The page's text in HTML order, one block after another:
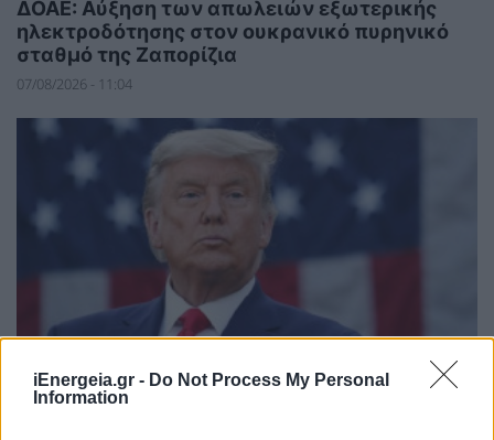
iEnergeia.gr - Do Not Process My Personal
Information
ΔΟΑΕ: Αύξηση των απωλειών εξωτερικής
ηλεκτροδότησης στον ουκρανικό πυρηνικό
σταθμό της Ζαπορίζια
07/08/2026 - 11:04
ΚΟΣΜΟΣ
Ντ.Τραμπ: Είτε το στενό του Ορμούζ «θα